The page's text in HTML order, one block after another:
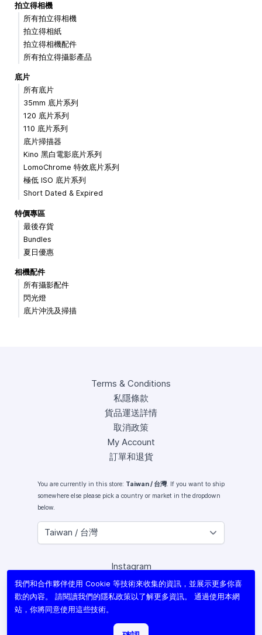
拍立得相機
所有拍立得相機
拍立得相紙
拍立得相機配件
所有拍立得攝影產品
底片
所有底片
35mm 底片系列
120 底片系列
110 底片系列
底片掃描器
Kino 黑白電影底片系列
LomoChrome 特效底片系列
極低 ISO 底片系列
Short Dated & Expired
特價專區
最後存貨
Bundles
夏日優惠
相機配件
所有攝影配件
閃光燈
底片沖洗及掃描
Terms & Conditions
私隱條款
貨品運送詳情
取消政策
My Account
訂單和退貨
You are currently in this store: Taiwan / 台灣. If you want to ship
somewhere else please pick a country or market in the dropdown
below.
Instagram
Facebook
X (Twitter)
Lomography
我們和合作夥伴使用 Cookie 等技術來收集的資訊，並展示更多你喜
歡的內容。 請閱讀我們的隱私政策以了解更多資訊。 通過使用本網
站，你將同意使用這些技術。